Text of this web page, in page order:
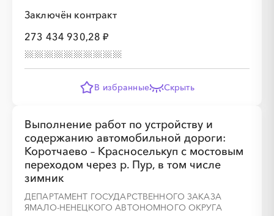
Заключён контракт
273 434 930,28 ₽
В избранные Скрыть
Выполнение работ по устройству и
содержанию автомобильной дороги:
Коротчаево – Красноселькуп с мостовым
переходом через р. Пур, в том числе
зимник
ДЕПАРТАМЕНТ ГОСУДАРСТВЕННОГО ЗАКАЗА
ЯМАЛО-НЕНЕЦКОГО АВТОНОМНОГО ОКРУГА
░
░
░
░
░
░
░
░░
░
░
░
░
░
░
░